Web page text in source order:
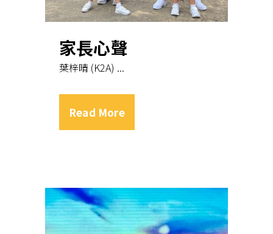
家長心聲
葉梓晴 (K2A) ...
Read More